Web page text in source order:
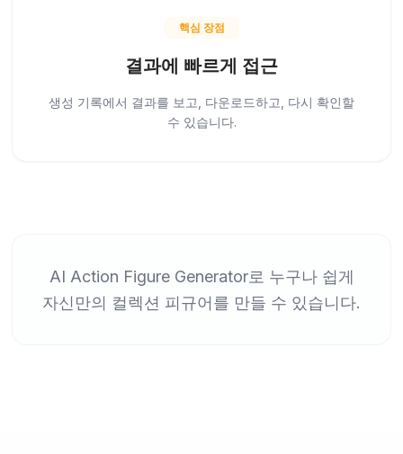
핵심 장점
결과에 빠르게 접근
생성 기록에서 결과를 보고, 다운로드하고, 다시 확인할
수 있습니다.
AI Action Figure Generator로 누구나 쉽게
자신만의 컬렉션 피규어를 만들 수 있습니다.